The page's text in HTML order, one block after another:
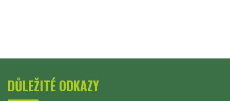
DŮLEŽITÉ ODKAZY